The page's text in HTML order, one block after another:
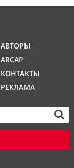
АВТОРЫ
ARCAP
КОНТАКТЫ
РЕКЛАМА